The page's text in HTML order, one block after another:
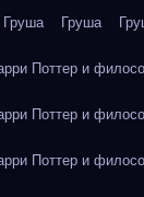
Груша Груша
Поттер и
Поттер и
Поттер и